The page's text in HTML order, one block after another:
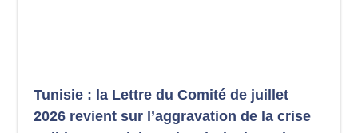
Tunisie : la Lettre du Comité de juillet
2026 revient sur l’aggravation de la crise